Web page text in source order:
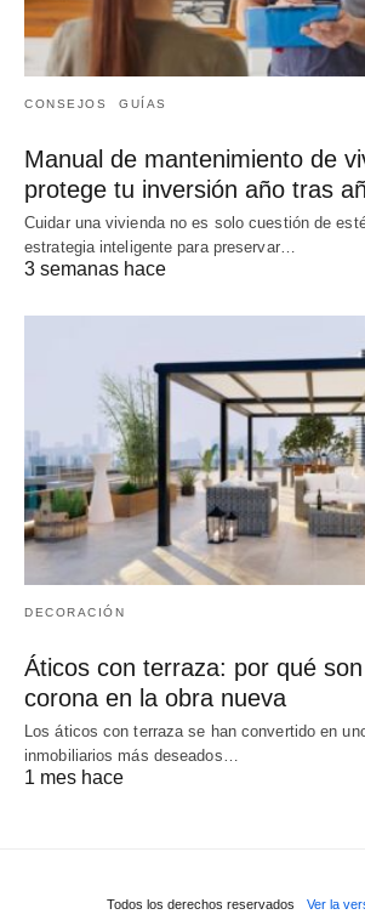
CONSEJOS GUÍAS
Manual de mantenimiento de
protege tu inversión año tras
Cuidar una vivienda no es solo cuestión de
estrategia inteligente para preservar…
3 semanas hace
DECORACIÓN
Áticos con terraza: por qué
corona en la obra nueva
Los áticos con terraza se han convertido en
inmobiliarios más deseados…
1 mes hace
Todos los derechos reservados Ver la